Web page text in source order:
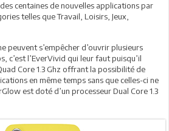
centaines de nouvelles applications par
telles que Travail, Loisirs, Jeux,
peuvent s’empêcher d’ouvrir plusieurs
c’est l’EverVivid qui leur faut puisqu’il
Core 1.3 Ghz offrant la possibilité de
en même temps sans que celles-ci ne
est doté d’un processeur Dual Core 1.3